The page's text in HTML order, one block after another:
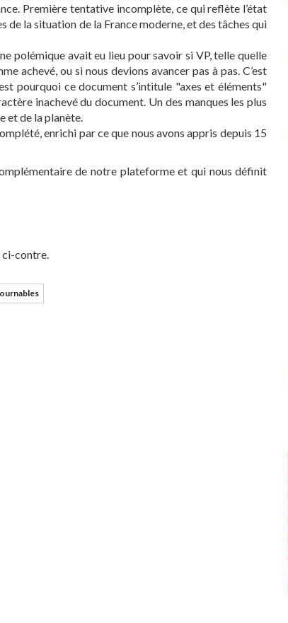
Première tentative incomplète, ce qui reflète l’état
de la situation de la France moderne, et des tâches qui
polémique avait eu lieu pour savoir si VP, telle quelle
achevé, ou si nous devions avancer pas à pas. C’est
pourquoi ce document s’intitule "axes et éléments"
inachevé du document. Un des manques les plus
et de la planète.
enrichi par ce que nous avons appris depuis 15
de notre plateforme et qui nous définit
contre.